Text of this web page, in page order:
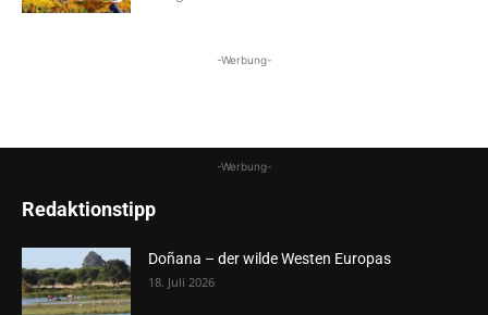
-Werbung-
-Werbung-
Redaktionstipp
Doñana – der wilde Westen Europas
18. Juli 2026